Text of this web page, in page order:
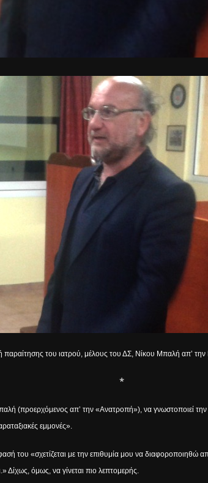
του ιατρού, μέλους του ΔΣ, Νίκου Μπαλή απ’ την
*
(προερχόμενος απ’ την «Ανατροπή»), να γνωστοποιεί
εμμονές».
του «σχετίζεται με την επιθυμία μου να
Δίχως, όμως, να γίνεται πιο λεπτομερής.